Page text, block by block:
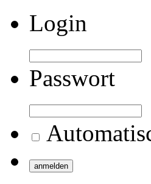
Login
Passwort